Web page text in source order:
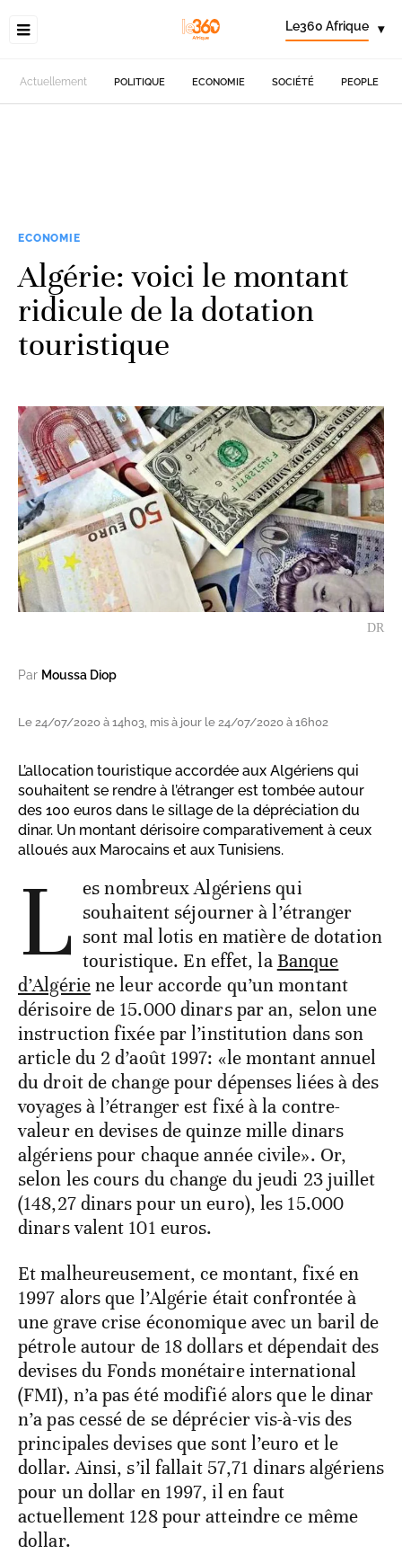
Le360 Afrique ▾
Actuellement POLITIQUE ECONOMIE SOCIÉTÉ PEOPLE
ECONOMIE
Algérie: voici le montant
ridicule de la dotation
touristique
DR
Par Moussa Diop
Le 24/07/2020 à 14h03, mis à jour le 24/07/2020 à 16h02
L’allocation touristique accordée aux Algériens qui
souhaitent se rendre à l’étranger est tombée autour
des 100 euros dans le sillage de la dépréciation du
dinar. Un montant dérisoire comparativement à ceux
alloués aux Marocains et aux Tunisiens.
L es nombreux Algériens qui
souhaitent séjourner à l’étranger
sont mal lotis en matière de dotation
touristique. En effet, la Banque
d’Algériene leur accorde qu’un montant
dérisoire de 15.000 dinars par an, selon une
instruction fixée par l’institution dans son
article du 2 d’août 1997: «le montant annuel
du droit de change pour dépenses liées à des
voyages à l’étranger est fixé à la contre-
valeur en devises de quinze mille dinars
algériens pour chaque année civile». Or,
selon les cours du change du jeudi 23 juillet
(148,27 dinars pour un euro), les 15.000
dinars valent 101 euros.
Et malheureusement, ce montant, fixé en
1997 alors que l’Algérie était confrontée à
une grave crise économique avec un baril de
pétrole autour de 18 dollars et dépendait des
devises du Fonds monétaire international
(FMI), n’a pas été modifié alors que le dinar
n’a pas cessé de se déprécier vis-à-vis des
principales devises que sont l’euro et le
dollar. Ainsi, s’il fallait 57,71 dinars algériens
pour un dollar en 1997, il en faut
actuellement 128 pour atteindre ce même
dollar.